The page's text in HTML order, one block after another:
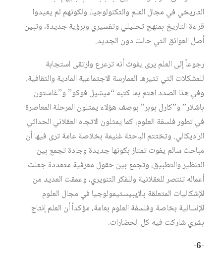
التاريخي في مجال العلم والتكنولوجيا، ولكونهم لم يعيدوا
قراءة التاريخ بمنهج تحليلي وتفسيري وبرؤية جديدة، وتبين
أصل العوائق التي حالت دون الجديد.
رجوعاً إلى العلم يرى يفوت أنه ترعرع وارتقى استجابة
للمشكلات التي تثيرها الممارسة الاجتماعية المادية والثقافية.
وفي هذا الصدد اهتم بما كتبه “ميشيل فوكو” و”غاستون
باشلار” و”كارل بوبر” بوصف هؤلاء يمثلون المرحلة المعاصرة
في تطور فلسفة العلوم، كما يمثلون الاتجاه العقلاني الحداثي
الراديكالي. وتختتم الباحثة غنيمة بخلاصة عامة ترى فيها أن
مباحث سالم يفوت تمتاز بكونها جديدة وجادة تجمع بين
التنظير والتطبيق، وتجمع بين حقول معرفية متعددة جعلت
أعماله تنتصر للعقلانية وللفكر التنويري، وعمقت العديد من
الإشكاليات المتعلقة بالإيبيستيمولوجيا في مجال العلوم
الإنسانية بخاصة وفلسفة العلوم بعامة، مؤكداً أن العلم إنتاج
بشري شاركت فيه كل الحضارات.
-6-